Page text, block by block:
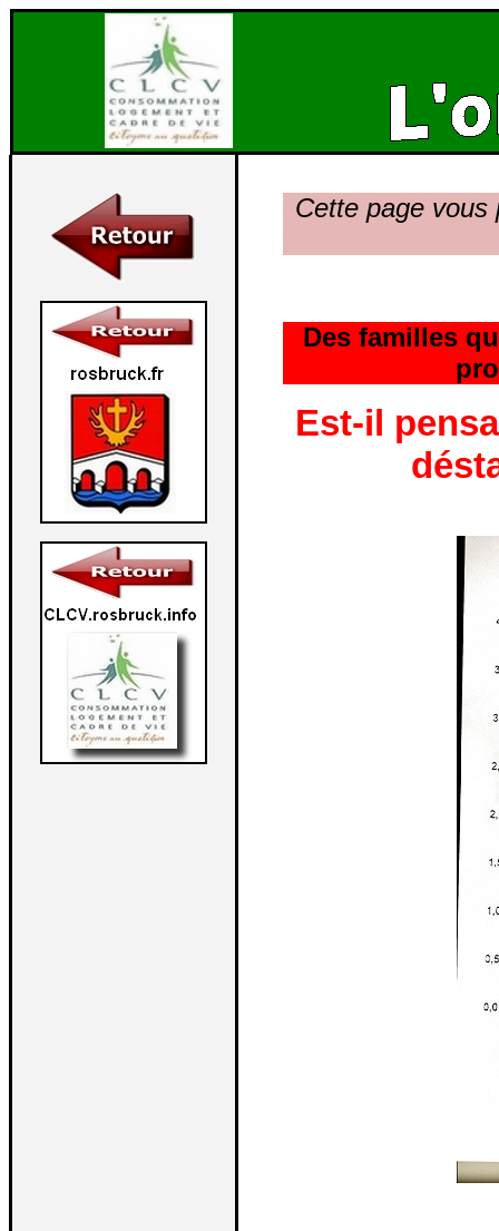
Cette page
Des familles
Est-il